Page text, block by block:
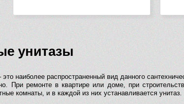
унитазы
это наиболее распространенный вид данного
При ремонте в квартире или доме, при
комнаты, и в каждой из них устанавливается унитаз.